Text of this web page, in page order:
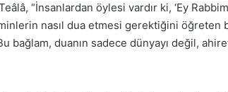
“İnsanlardan öylesi vardır ki, ‘Ey
nasıl dua etmesi gerektiğini
bağlam, duanın sadece dünyayı değil,